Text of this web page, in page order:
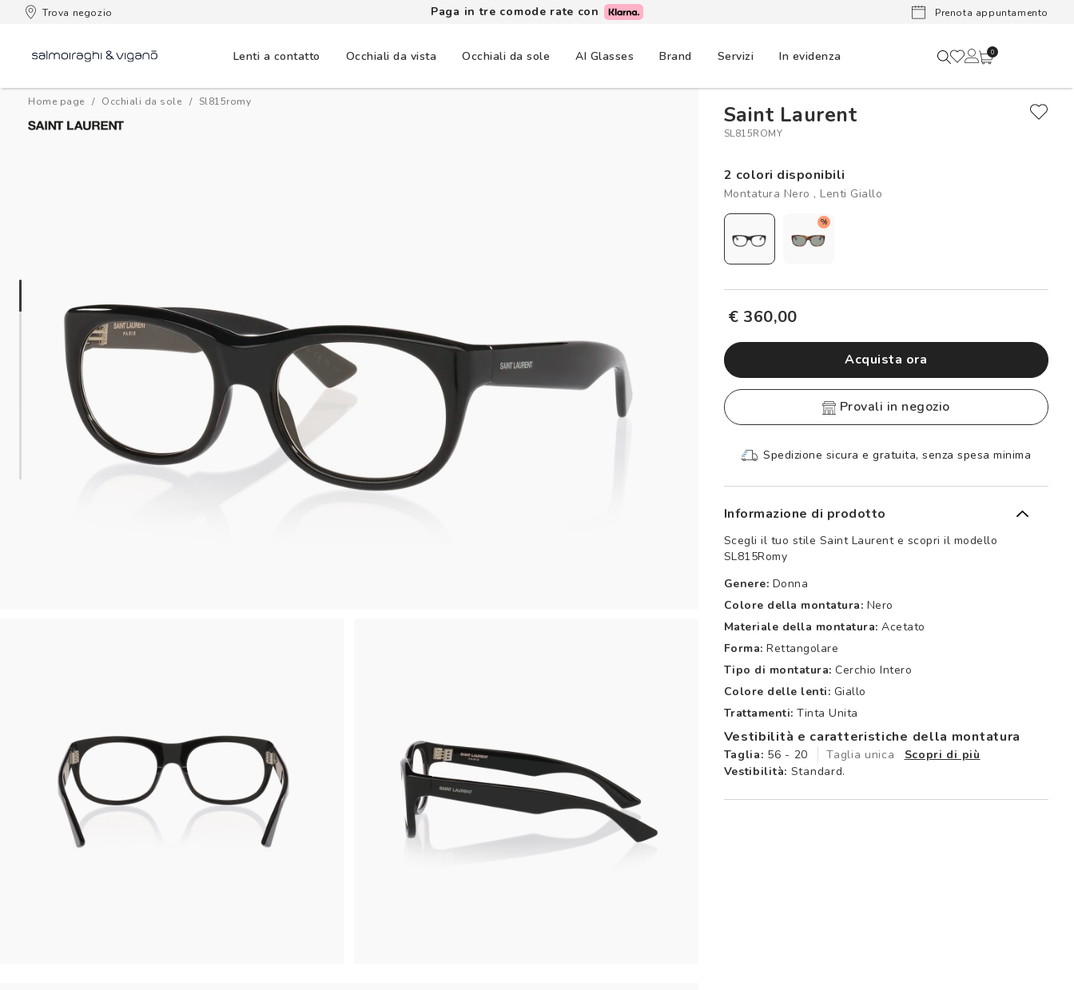
Trova negozio Paga in tre comode rate con Lenti a
Prenota appuntamento
Lenti a contatto Occhiali da vista Occhiali da sole AI Glasses Brand Servizi In evidenza 0
Home page Occhiali da sole sl815romy Saint Laurent
SL815ROMY
2 colori disponibili
Montatura Nero , Lenti Giallo
%
€ 360,00
Acquista ora
provali in negozio
Reso gratuito entro 30 giorni Novità: puoi pagare in contanti alla consegna Spedizione sicura e gratuita, senza spesa minima
Informazione di prodotto
Scegli il tuo stile Saint Laurent e scopri il modello
SL815Romy
Genere: Donna
Colore della montatura: Nero
Materiale della montatura: Acetato
Forma: Rettangolare
Tipo di montatura: Cerchio Intero
Colore delle lenti: Giallo
Trattamenti: Tinta Unita
Vestibilità e caratteristiche della montatura
Taglia: 56 - 20 Taglia unica
Scopri di più
Vestibilità: Standard.